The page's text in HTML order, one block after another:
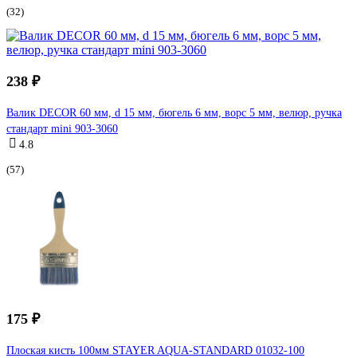
(32)
238 ₽
Валик DECOR 60 мм, d 15 мм, бюгель 6 мм, ворс 5 мм, велюр, ручка
стандарт mini 903-3060
4.8
(57)
175 ₽
Плоская кисть 100мм STAYER AQUA-STANDARD 01032-100